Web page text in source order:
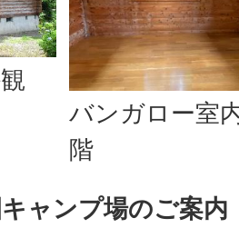
バンガロー室
階
ャンプ場のご案内